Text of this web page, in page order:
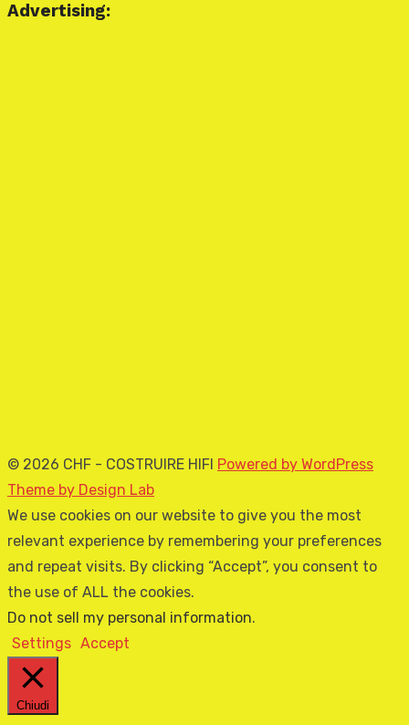
Advertising:
© 2026 CHF - COSTRUIRE HIFI Powered by WordPress
Theme by Design Lab
We use cookies on our website to give you the most
relevant experience by remembering your preferences
and repeat visits. By clicking “Accept”, you consent to
the use of ALL the cookies.
Do not sell my personal information.
Settings Accept
Chiudi